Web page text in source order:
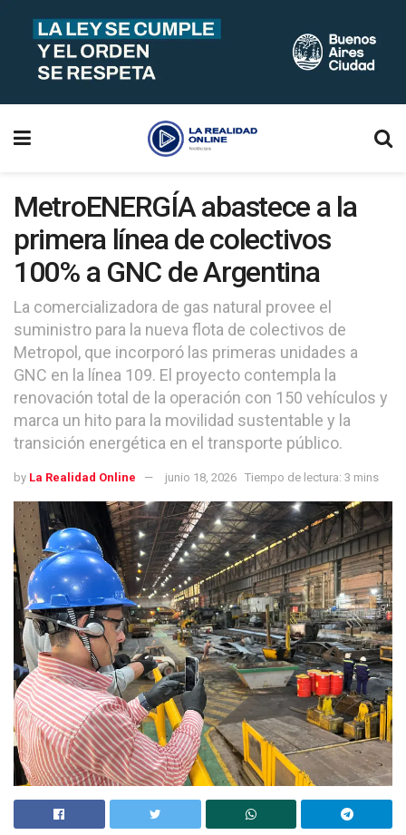
MetroENERGÍA abastece a la
primera línea de colectivos
100% a GNC de Argentina
La comercializadora de gas natural provee el
suministro para la nueva flota de colectivos de
Metropol, que incorporó las primeras unidades a
GNC en la línea 109. El proyecto contempla la
renovación total de la operación con 150 vehículos y
marca un hito para la movilidad sustentable y la
transición energética en el transporte público.
by La Realidad Online junio 18, 2026 Tiempo de lectura: 3 mins